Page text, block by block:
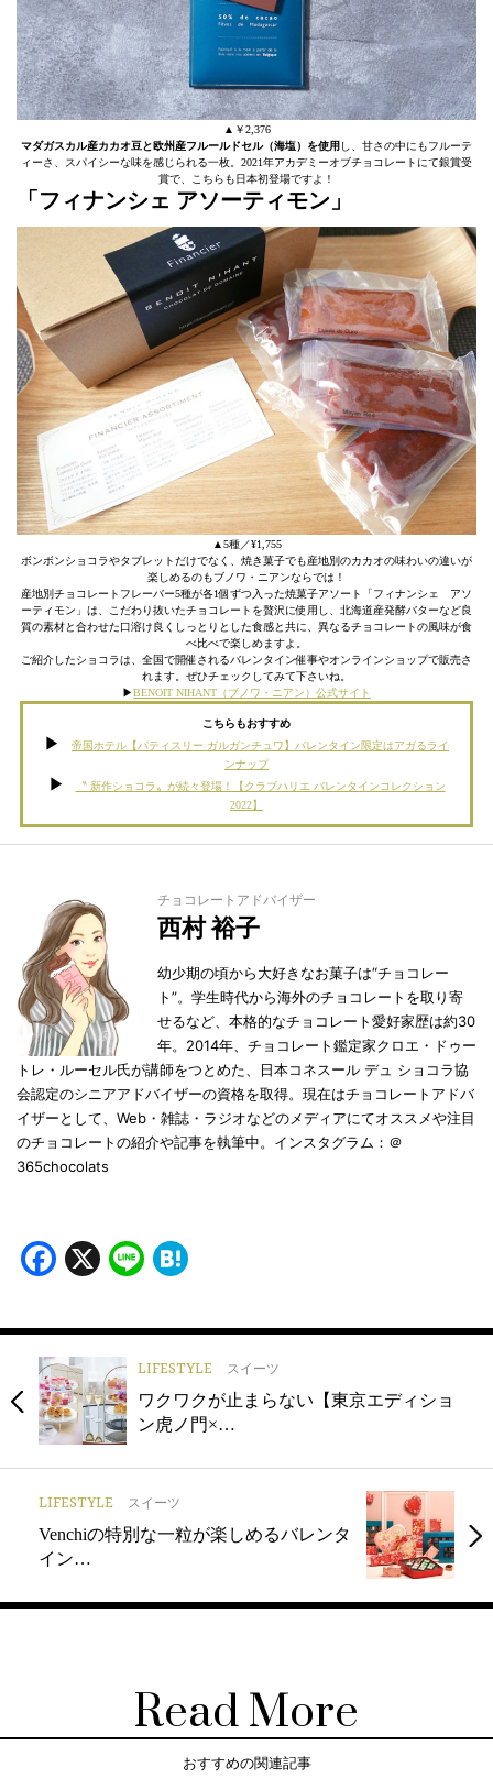
▲￥2,376
マダガスカル産カカオ豆と欧州産フルールドセル（海塩）を使用 し、甘さの中にもフルーテ
ィーさ、スパイシーな味を感じられる一枚。2021年アカデミーオブチョコレートにて銀賞受
賞で、こちらも日本初登場ですよ！
「フィナンシェ アソーティモン」
▲5種／¥1,755
ボンボンショコラやタブレットだけでなく、焼き菓子でも産地別のカカオの味わいの違いが
楽しめるのもブノワ・ニアンならでは！
産地別チョコレートフレーバー5種が各1個ずつ入った焼菓子アソート「フィナンシェ アソ
ーティモン」は、こだわり抜いたチョコレートを贅沢に使用し、北海道産発酵バターなど良
質の素材と合わせた口溶け良くしっとりとした食感と共に、異なるチョコレートの風味が食
べ比べで楽しめますよ。
ご紹介したショコラは、全国で開催されるバレンタイン催事やオンラインショップで販売さ
れます。ぜひチェックしてみて下さいね。
▶︎BENOIT NIHANT（ブノワ・ニアン）公式サイト
こちらもおすすめ
帝国ホテル【パティスリー ガルガンチュワ】バレンタイン限定はアガるライ
ンナップ
〝 新作ショコラ〟が続々登場！【クラブハリエ バレンタインコレクション
2022】
チョコレートアドバイザー
西村 裕子
幼少期の頃から大好きなお菓子は“チョコレー
ト”。学生時代から海外のチョコレートを取り寄
せるなど、本格的なチョコレート愛好家歴は約30
年。2014年、チョコレート鑑定家クロエ・ドゥー
トレ・ルーセル氏が講師をつとめた、日本コネスール デュ ショコラ協
会認定のシニアアドバイザーの資格を取得。現在はチョコレートアドバ
イザーとして、Web・雑誌・ラジオなどのメディアにてオススメや注目
のチョコレートの紹介や記事を執筆中。インスタグラム：＠
365chocolats
Facebook
X Line
LIFESTYLE スイーツ
ワクワクが止まらない【東京エディショ
ン虎ノ門×…
LIFESTYLE スイーツ
Venchiの特別な一粒が楽しめるバレンタ
イン…
Read More
おすすめの関連記事